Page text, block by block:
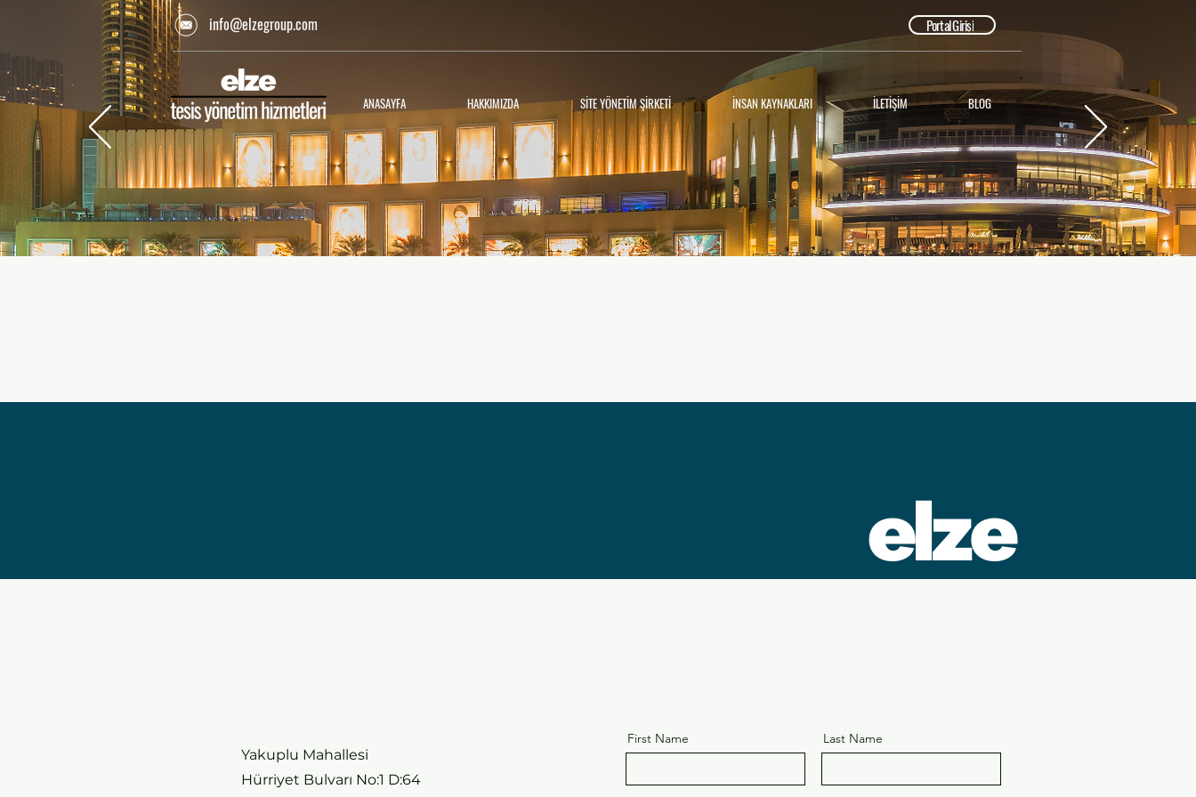
info@elzegroup.com Portal Girişi
ANASAYFA HAKKIMIZDA SİTE YÖNETİM ŞİRKETİ İNSAN KAYNAKLARI İLETİŞİM BLOG
Yakuplu Mahallesi
Hürriyet Bulvarı No:1 D:64
First Name Last Name